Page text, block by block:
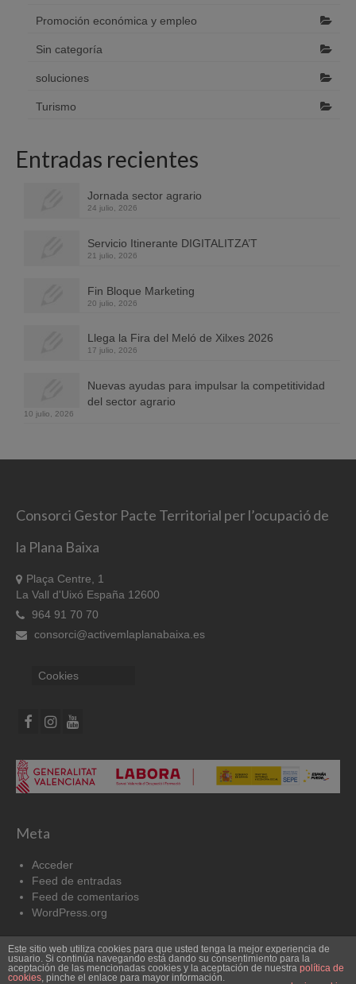
Promoción económica y empleo
Sin categoría
soluciones
Turismo
Entradas recientes
Jornada sector agrario
24 julio, 2026
Servicio Itinerante DIGITALITZA’T
21 julio, 2026
Fin Bloque Marketing
20 julio, 2026
Llega la Fira del Meló de Xilxes 2026
17 julio, 2026
Nuevas ayudas para impulsar la competitividad
del sector agrario
10 julio, 2026
Consorci Gestor Pacte Territorial per l’ocupació de
la Plana Baixa
Plaça Centre, 1
La Vall d'Uixó España 12600
964 91 70 70
consorci@activemlaplanabaixa.es
Cookies
Meta
Acceder
Feed de entradas
Feed de comentarios
WordPress.org
Cookies Aviso Legal
© 2026 Pacto por el Empleo
Este sitio web utiliza cookies para que usted tenga la mejor experiencia de
usuario. Si continúa navegando está dando su consentimiento para la
aceptación de las mencionadas cookies y la aceptación de nuestra política de
cookies, pinche el enlace para mayor información.